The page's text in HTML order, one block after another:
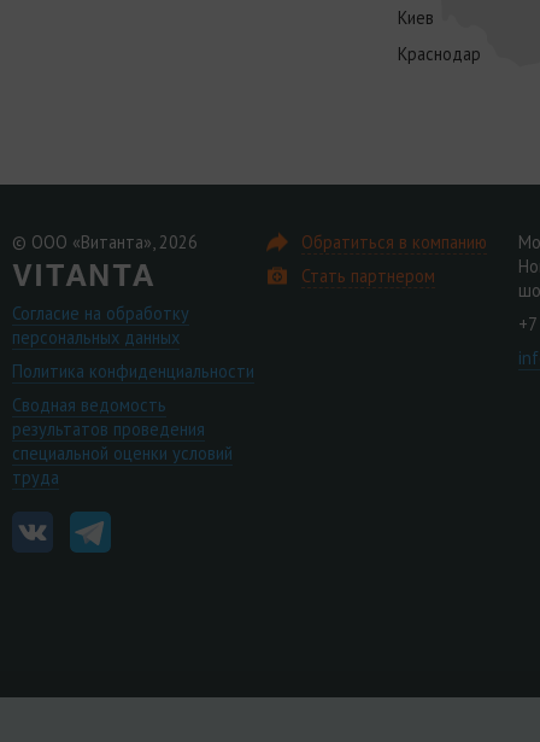
Киев
Краснодар
© ООО «Витанта», 2026
Согласие на обработку
персональных данных
Политика конфиденциальности
Сводная ведомость
результатов проведения
специальной оценки условий
труда
Обратиться в компанию
Стать партнером